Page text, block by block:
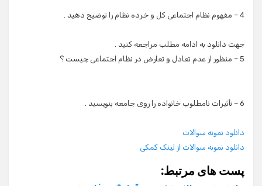
4 – مفهوم نظام اجتماعی كل و خرده نظام را توضیح دهید .
جهت دانلود به ادامه مطلب مراجعه کنید .
5 – منظور از عدم تعادل و تعارض در نظام اجتماعی چیست ؟
6 – تأثیرات نامطلوب خانواده را روی جامعه بنویسید .
دانلود نمونه سوالات
دانلود نمونه سوالات از لینک کمکی
پست های مرتبط: